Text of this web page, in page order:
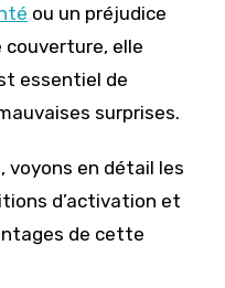
ou un préjudice
elle
essentiel de
surprises.
voyons en détail les
d’activation et
de cette